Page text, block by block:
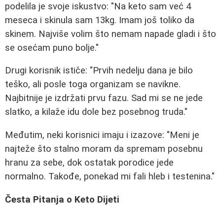
podelila je svoje iskustvo: "Na keto sam već 4
meseca i skinula sam 13kg. Imam još toliko da
skinem. Najviše volim što nemam napade gladi i što
se osećam puno bolje."
Drugi korisnik ističe: "Prvih nedelju dana je bilo
teško, ali posle toga organizam se navikne.
Najbitnije je izdržati prvu fazu. Sad mi se ne jede
slatko, a kilaže idu dole bez posebnog truda."
Međutim, neki korisnici imaju i izazove: "Meni je
najteže što stalno moram da spremam posebnu
hranu za sebe, dok ostatak porodice jede
normalno. Takođe, ponekad mi fali hleb i testenina."
Česta Pitanja o Keto Dijeti